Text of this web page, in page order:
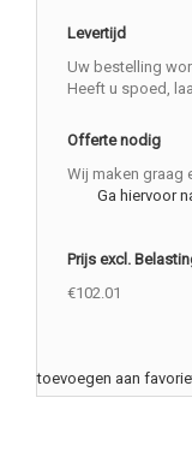
Levertijd
Uw bestelling
Heeft u spoed,
Offerte nodig
Wij maken graag
Ga hiervoor
Prijs excl.
€102.01
toevoegen aan